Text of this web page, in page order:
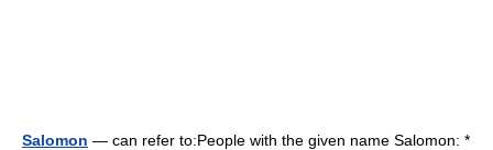
Salomon — can refer to:People with the given name Salomon: *